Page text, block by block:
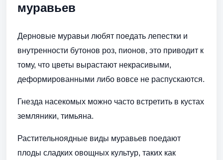
муравьев
Дерновые муравьи любят поедать лепестки и
внутренности бутонов роз, пионов, это приводит к
тому, что цветы вырастают некрасивыми,
деформированными либо вовсе не распускаются.
Гнезда насекомых можно часто встретить в кустах
земляники, тимьяна.
Растительноядные виды муравьев поедают
плоды сладких овощных культур, таких как